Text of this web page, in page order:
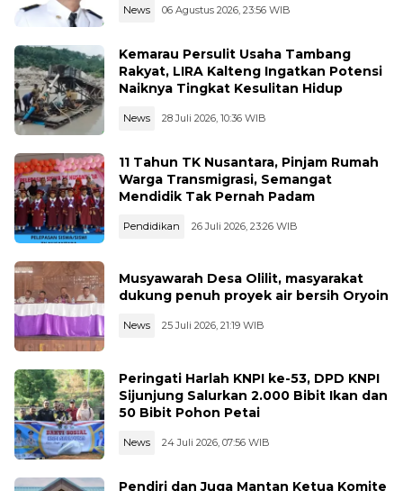
News 06 Agustus 2026, 23:56 WIB
Kemarau Persulit Usaha Tambang
Rakyat, LIRA Kalteng Ingatkan Potensi
Naiknya Tingkat Kesulitan Hidup
News 28 Juli 2026, 10:36 WIB
11 Tahun TK Nusantara, Pinjam Rumah
Warga Transmigrasi, Semangat
Mendidik Tak Pernah Padam
Pendidikan 26 Juli 2026, 23:26 WIB
Musyawarah Desa Olilit, masyarakat
dukung penuh proyek air bersih Oryoin
News 25 Juli 2026, 21:19 WIB
Peringati Harlah KNPI ke-53, DPD KNPI
Sijunjung Salurkan 2.000 Bibit Ikan dan
50 Bibit Pohon Petai
News 24 Juli 2026, 07:56 WIB
Pendiri dan Juga Mantan Ketua Komite